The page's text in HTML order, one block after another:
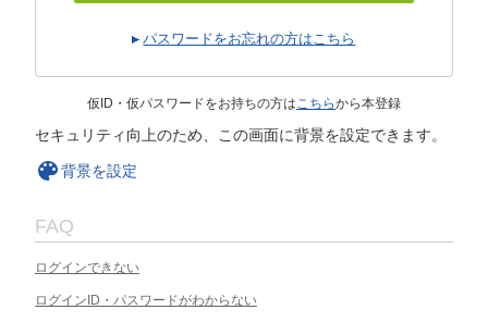
パスワードをお忘れの方はこちら
仮ID・仮パスワードをお持ちの方はこちらから本登録
セキュリティ向上のため、この画面に背景を設定できます。
背景を設定
FAQ
ログインできない
ログインID・パスワードがわからない